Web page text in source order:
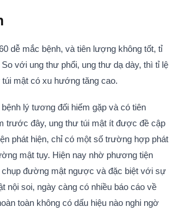
dễ mắc bệnh, và tiên lượng không tốt, tỉ
với ung thư phổi, ung thư dạ dày, thì tỉ lệ
mật có xu hướng tăng cao.
lý tương đối hiếm gặp và có tiên
trước đây, ung thư túi mật ít được đề cập
phát hiện, chỉ có một số trường hợp phát
mật tụy. Hiện nay nhờ phương tiện
đường mật ngược và đặc biệt với sự
nội soi, ngày càng có nhiều báo cáo về
toàn không có dấu hiệu nào nghi ngờ